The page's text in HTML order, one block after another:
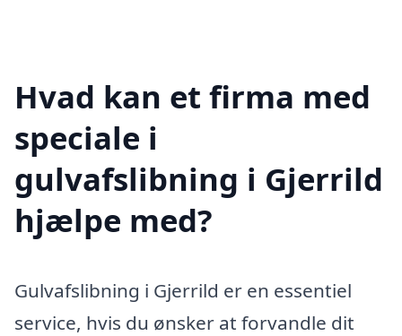
Hvad kan et firma med
speciale i
gulvafslibning i Gjerrild
hjælpe med?
Gulvafslibning i Gjerrild er en essentiel
service, hvis du ønsker at forvandle dit